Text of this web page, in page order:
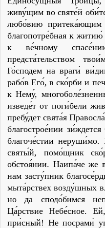
живу́щим во святе́й
любо́вию
благопотре́бная к
к ве́чному
предста́тельством
Го́сподем на враги́
рабо́в Его́, в ско́рби и
к Нему́,
изведе́т от поги́бели
пребу́дет свята́я
благострое́нии
благоче́стии неруши́мо.
святы́й, помо́щник
обстоя́нии. Наипа́че же
нам засту́пник
мыта́рствех возду́шных
но да сподо́бимся
Ца́рствие Небе́сное.
при́сный! Не посрами́